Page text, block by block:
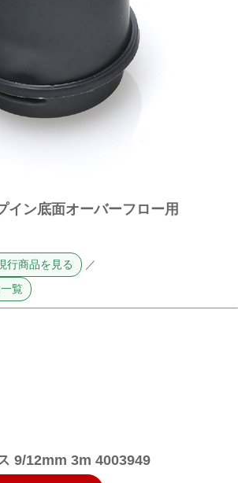
イン底面オーバーフロー用
行商品を見る ／
覧
9/12mm 3m 4003949